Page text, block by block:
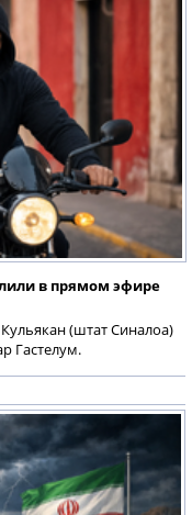
в прямом эфире
(штат Синалоа)
Гастелум.